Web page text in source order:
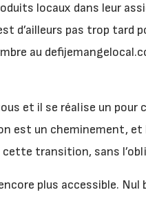
locaux dans leur
d’ailleurs pas trop tard
au
et il se réalise un
est un cheminement, et
transition, sans
plus accessible.